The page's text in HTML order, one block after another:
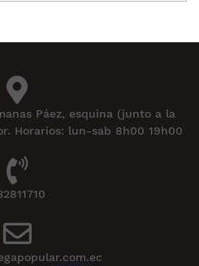
Páez, esquina (junto a la
Horarios: lun-sab 8h00 19h00